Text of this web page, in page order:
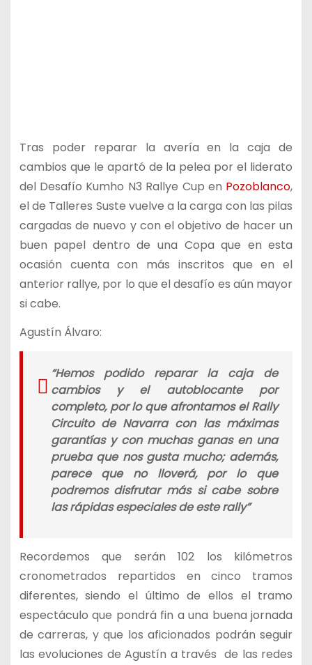
Tras poder reparar la avería en la caja de
cambios que le apartó de la pelea por el liderato
del Desafío Kumho N3 Rallye Cup en Pozoblanco,
el de Talleres Suste vuelve a la carga con las pilas
cargadas de nuevo y con el objetivo de hacer un
buen papel dentro de una Copa que en esta
ocasión cuenta con más inscritos que en el
anterior rallye, por lo que el desafío es aún mayor
si cabe.
Agustín Álvaro:
“Hemos podido reparar la caja de
cambios y el autoblocante por
completo, por lo que afrontamos el Rally
Circuito de Navarra con las máximas
garantías y con muchas ganas en una
prueba que nos gusta mucho; además,
parece que no lloverá, por lo que
podremos disfrutar más si cabe sobre
las rápidas especiales de este rally”
Recordemos que serán 102 los kilómetros
cronometrados repartidos en cinco tramos
diferentes, siendo el último de ellos el tramo
espectáculo que pondrá fin a una buena jornada
de carreras, y que los aficionados podrán seguir
las evoluciones de Agustín a través de las redes